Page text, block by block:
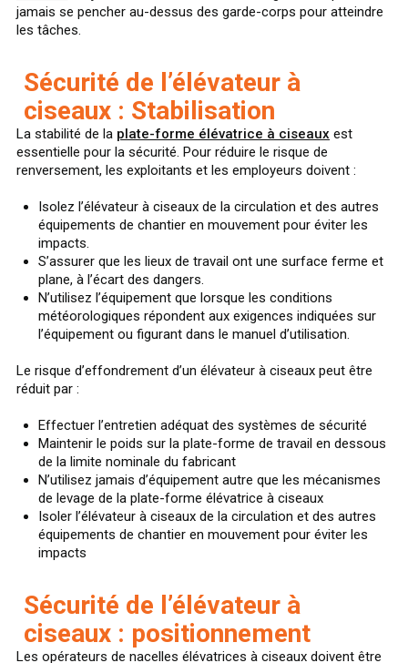
jamais se pencher au-dessus des garde-corps pour atteindre
les tâches.
Sécurité de l’élévateur à
ciseaux : Stabilisation
La stabilité de la plate-forme élévatrice à ciseaux est
essentielle pour la sécurité. Pour réduire le risque de
renversement, les exploitants et les employeurs doivent :
Isolez l’élévateur à ciseaux de la circulation et des autres
équipements de chantier en mouvement pour éviter les
impacts.
S’assurer que les lieux de travail ont une surface ferme et
plane, à l’écart des dangers.
N’utilisez l’équipement que lorsque les conditions
météorologiques répondent aux exigences indiquées sur
l’équipement ou figurant dans le manuel d’utilisation.
Le risque d’effondrement d’un élévateur à ciseaux peut être
réduit par :
Effectuer l’entretien adéquat des systèmes de sécurité
Maintenir le poids sur la plate-forme de travail en dessous
de la limite nominale du fabricant
N’utilisez jamais d’équipement autre que les mécanismes
de levage de la plate-forme élévatrice à ciseaux
Isoler l’élévateur à ciseaux de la circulation et des autres
équipements de chantier en mouvement pour éviter les
impacts
Sécurité de l’élévateur à
ciseaux : positionnement
Les opérateurs de nacelles élévatrices à ciseaux doivent être